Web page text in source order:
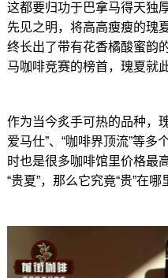
这都要归功于巴拿马得天独
先见之明，将高高瘦瘦的瑰
终长出了带有花香橘酸蜜韵
马咖啡竞赛的榜首，瑰夏就
作为当今炙手可热的品种，
爱马仕”、“咖啡界顶流”等多
时也是很多咖啡馆里价格最
“贵夏”，那么它究竟“贵”在哪